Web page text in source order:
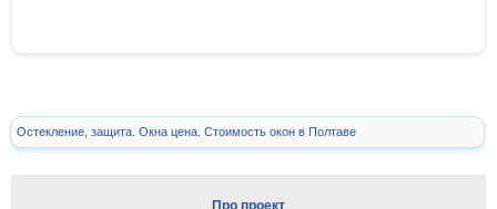
Остекление, защита. Окна цена. Стоимость окон в Полтаве